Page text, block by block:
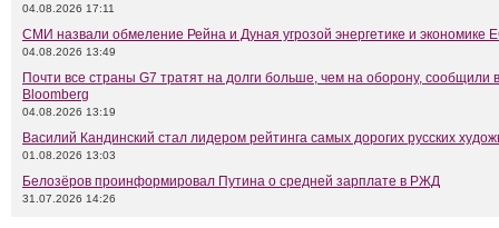
04.08.2026 17:11
СМИ назвали обмеление Рейна и Дуная угрозой энергетике и экономике
04.08.2026 13:49
Почти все страны G7 тратят на долги больше, чем на оборону, сообщили в
Bloomberg
04.08.2026 13:19
Василий Кандинский стал лидером рейтинга самых дорогих русских
01.08.2026 13:03
Белозёров проинформировал Путина о средней зарплате в РЖД
31.07.2026 14:26